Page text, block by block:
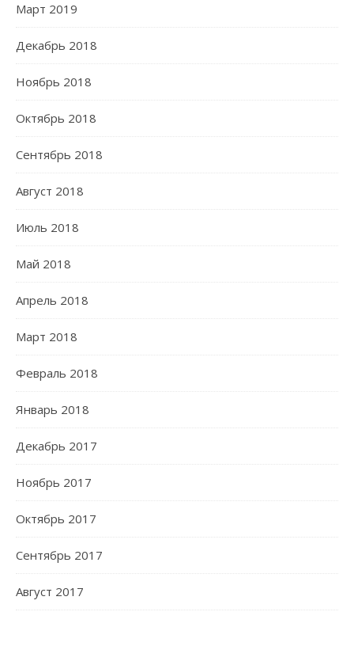
Март 2019
Декабрь 2018
Ноябрь 2018
Октябрь 2018
Сентябрь 2018
Август 2018
Июль 2018
Май 2018
Апрель 2018
Март 2018
Февраль 2018
Январь 2018
Декабрь 2017
Ноябрь 2017
Октябрь 2017
Сентябрь 2017
Август 2017